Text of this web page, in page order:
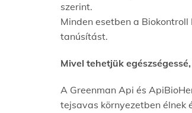
szerint.
Minden esetben a
tanúsítást.
Mivel tehetjük
A Greenman Api és
tejsavas környezetben élnek